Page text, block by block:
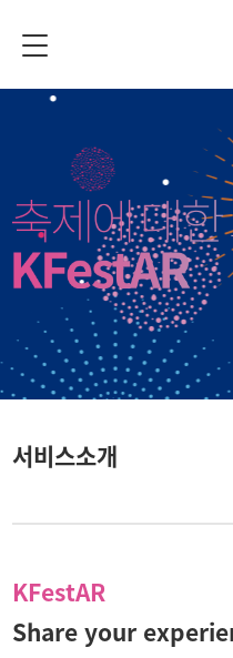
서비스소개
KFestAR
Share your